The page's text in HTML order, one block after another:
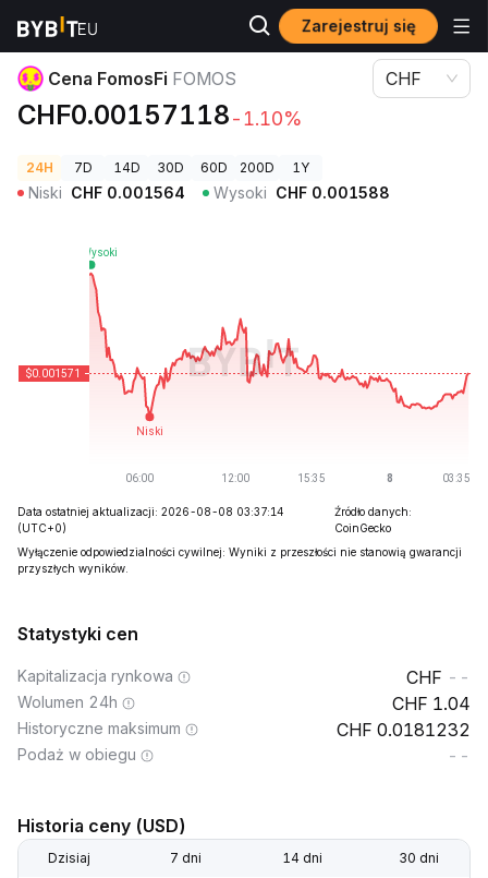
Zarejestruj się
Ceny kryptowalut Cena FomosFi FOMOS
Cena FomosFi FOMOS
CHF0.00157118-1.10%
CHF
24H 7D 14D 30D 60D 200D 1Y
Niski CHF 0.001564 Wysoki CHF 0.001588
Data ostatniej aktualizacji: 2026-08-08 03:37:14
(UTC+0)
Źródło danych:
CoinGecko
Wyłączenie odpowiedzialności cywilnej: Wyniki z przeszłości nie stanowią gwarancji
przyszłych wyników.
Statystyki cen
Kapitalizacja rynkowa --
Wolumen 24h 1.04
Historyczne maksimum 0.0181232
Podaż w obiegu --
Historia ceny (USD)
Dzisiaj 7 dni 14 dni 30 dni